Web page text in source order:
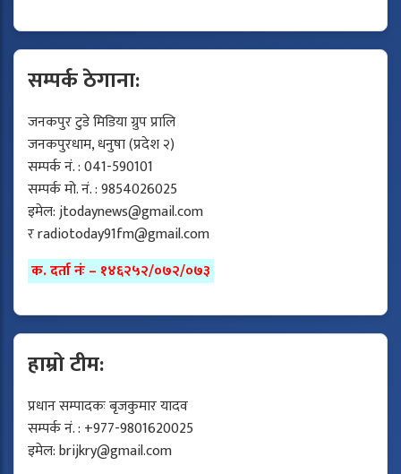
सम्पर्क ठेगाना:
जनकपुर टुडे मिडिया ग्रुप प्रालि
जनकपुरधाम, धनुषा (प्रदेश २)
सम्पर्क नं. : 041-590101
सम्पर्क मो. नं. : 9854026025
इमेल:jtodaynews@gmail.com
रradiotoday91fm@gmail.com
क. दर्ता नंः – १४६२५२/०७२/०७३
हाम्रो टीम:
प्रधान सम्पादकः बृजकुमार यादव
सम्पर्क नं. : +977-9801620025
इमेल:brijkry@gmail.com